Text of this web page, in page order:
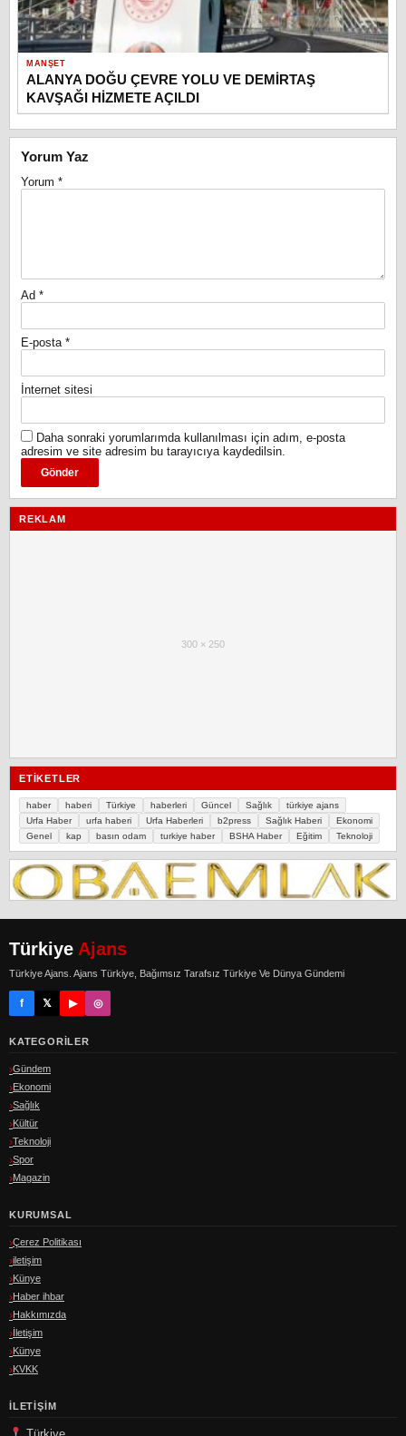
MANŞET
ALANYA DOĞU ÇEVRE YOLU VE DEMİRTAŞ
KAVŞAĞI HİZMETE AÇILDI
Yorum Yaz
Yorum *
Ad *
E-posta *
İnternet sitesi
Daha sonraki yorumlarımda kullanılması için adım, e-posta
adresim ve site adresim bu tarayıcıya kaydedilsin.
REKLAM
300 × 250
ETIKETLER
haber haberi Türkiye haberleri Güncel Sağlık
türkiye ajans
Urfa Haber
urfa haberi Urfa Haberleri b2press Sağlık Haberi
Ekonomi
Genel
kap basın odam turkiye haber BSHA Haber Eğitim Teknoloji
Türkiye Ajans
Türkiye Ajans. Ajans Türkiye, Bağımsız Tarafsız Türkiye Ve Dünya Gündemi
f 𝕏 ▶ ◎
KATEGORILER
Gündem
Ekonomi
Sağlık
Kültür
Teknoloji
Spor
Magazin
KURUMSAL
Çerez Politikası
iletişim
Künye
Haber ihbar
Hakkımızda
İletişim
Künye
KVKK
İLETIŞIM